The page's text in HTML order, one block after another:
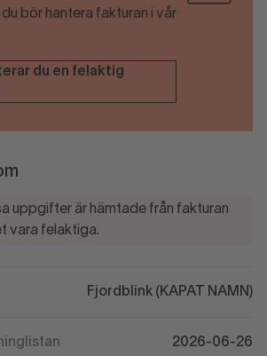
du bör hantera fakturan i vår
du en felaktig
uppgifter är hämtade från fakturan
vara felaktiga.
Fjordblink (KAPAT NAMN)
2026-06-26